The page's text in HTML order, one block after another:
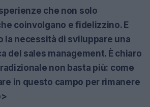
che non solo
coinvolgano e fidelizzino. E
la necessità di sviluppare una
del sales management. È chiaro
non basta più: come
in questo campo per rimanere